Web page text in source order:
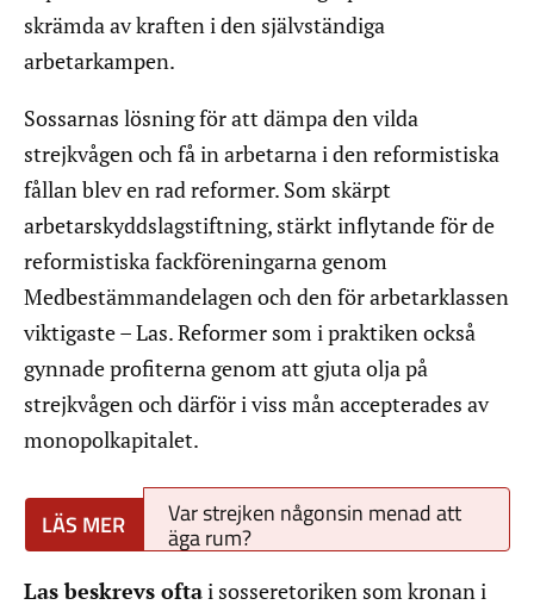
skrämda av kraften i den självständiga
arbetarkampen.
Sossarnas lösning för att dämpa den vilda
strejkvågen och få in arbetarna i den reformistiska
fållan blev en rad reformer. Som skärpt
arbetarskyddslagstiftning, stärkt inflytande för de
reformistiska fackföreningarna genom
Medbestämmandelagen och den för arbetarklassen
viktigaste – Las. Reformer som i praktiken också
gynnade profiterna genom att gjuta olja på
strejkvågen och därför i viss mån accepterades av
monopolkapitalet.
Var strejken någonsin menad att
äga rum?
Las beskrevs oftai sosseretoriken som kronan i